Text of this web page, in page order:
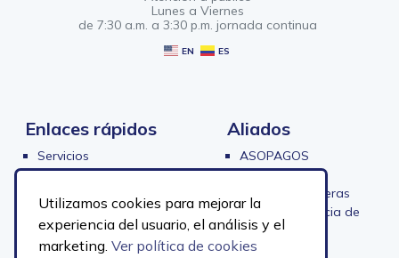
Utilizamos cookies para mejorar la
experiencia del usuario, el análisis y el
marketing. Ver política de cookies
Lunes a Viernes
de 7:30 a.m. a 3:30 p.m. jornada continua
EN ES
Enlaces rápidos
Servicios
Sedes
Afiliación para empresas
Radicar PQRS
Preguntas frecuentes
Aliados
ASOPAGOS
ASOCAJAS
Cajas sin fronteras
Superintendencia de
Subsidios
Fedecajas